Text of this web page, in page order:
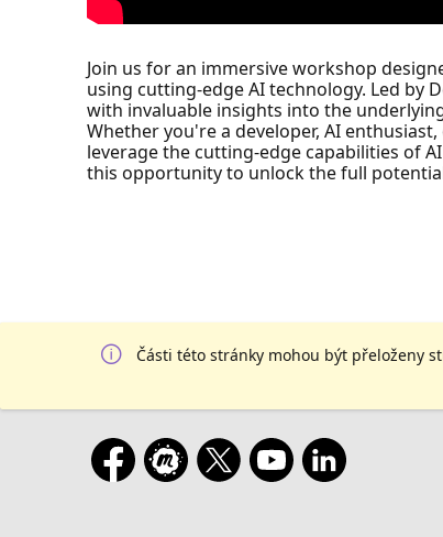
Join us for an immersive workshop
using cutting-edge AI technology. Led by
with invaluable insights into the
Whether you're a developer, AI
leverage the cutting-edge capabilities of
this opportunity to unlock the full
Části této stránky mohou být přeloženy